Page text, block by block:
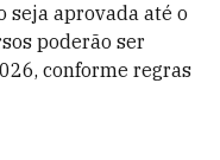
seja aprovada até o
poderão ser
conforme regras